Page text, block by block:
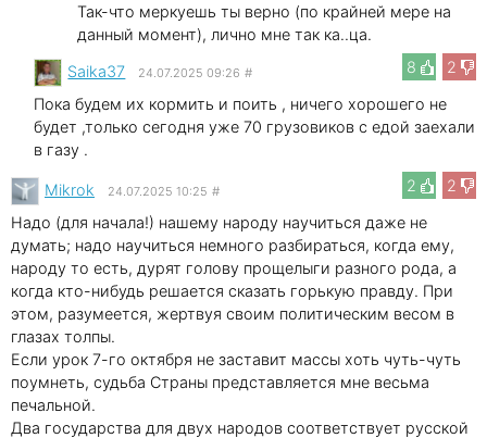
Так-что меркуешь ты верно (по крайней мере на
данный момент), лично мне так ка..ца.
8
2
Saika37 24.07.2025 09:26 #
Пока будем их кормить и поить , ничего хорошего не
будет ,только сегодня уже 70 грузовиков с едой заехали
в газу .
2
2
Mikrok 24.07.2025 10:25 #
Надо (для начала!) нашему народу научиться даже не
думать; надо научиться немного разбираться, когда ему,
народу то есть, дурят голову прощелыги разного рода, а
когда кто-нибудь решается сказать горькую правду. При
этом, разумеется, жертвуя своим политическим весом в
глазах толпы.
Если урок 7-го октября не заставит массы хоть чуть-чуть
поумнеть, судьба Страны представляется мне весьма
печальной.
Два государства для двух народов соответствует русской